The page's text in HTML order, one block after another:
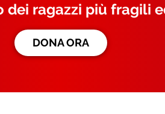
dei ragazzi più fragili
DONA ORA